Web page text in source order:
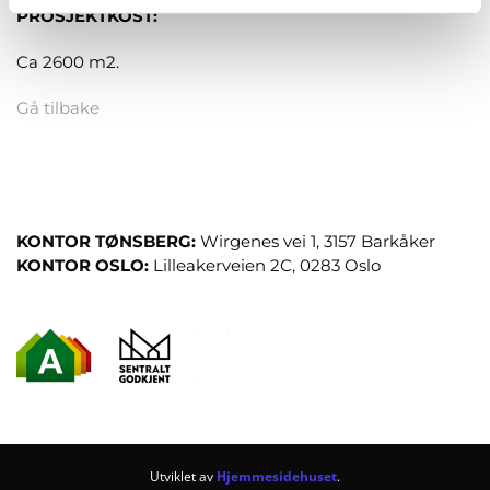
PROSJEKTKOST:
Ca 2600 m2.
Gå tilbake
KONTOR TØNSBERG: Wirgenes vei 1, 3157 Barkåker
KONTOR OSLO: Lilleakerveien 2C, 0283 Oslo
Utviklet av Hjemmesidehuset.